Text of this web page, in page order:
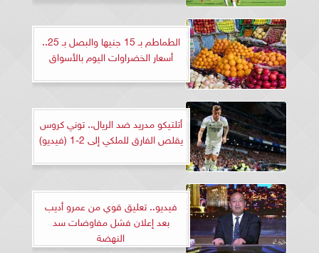
الطماطم بـ 15 جنيها والبصل بـ 25..
أسعار الخضراوات اليوم بالأسواق
أتلتيكو مدريد ضد الريال.. توني كروس
يقلص الفارق للملكي إلى 2-1 (فيديو)
فيديو.. تعليق قوي من عمرو أديب
بعد إعلان فشل مفاوضات سد
النهضة